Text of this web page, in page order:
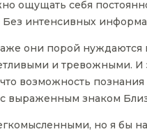
ощущать себя
интенсивных
они порой
и тревожными. И
возможность
с выраженным знаком
но я бы